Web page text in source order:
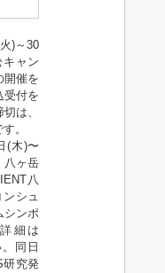
)～30
ャン
開催を
受付を
は、
。
(木)〜
八ヶ岳
八
シュ
シンポ
細は
同日
研究発